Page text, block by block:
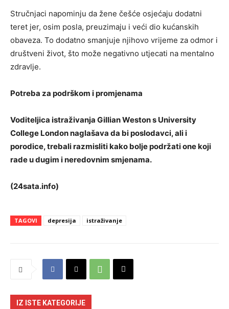
Stručnjaci napominju da žene češće osjećaju dodatni
teret jer, osim posla, preuzimaju i veći dio kućanskih
obaveza. To dodatno smanjuje njihovo vrijeme za odmor i
društveni život, što može negativno utjecati na mentalno
zdravlje.
Potreba za podrškom i promjenama
Voditeljica istraživanja Gillian Weston s University
College London naglašava da bi poslodavci, ali i
porodice, trebali razmisliti kako bolje podržati one koji
rade u dugim i neredovnim smjenama.
(24sata.info)
TAGOVI depresija istraživanje
IZ ISTE KATEGORIJE